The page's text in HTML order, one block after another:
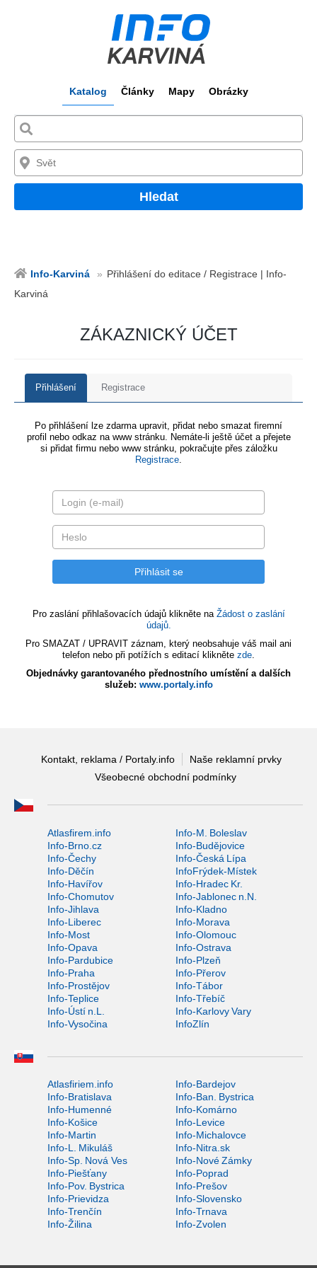
Katalog Články Mapy Obrázky
Hledat
Info-Karviná
Přihlášení do editace / Registrace | Info-
Karviná
ZÁKAZNICKÝ ÚČET
Přihlášení Registrace
Po přihlášení lze zdarma upravit, přidat nebo smazat firemní
profil nebo odkaz na www stránku. Nemáte-li ještě účet a přejete
si přidat firmu nebo www stránku, pokračujte přes záložku
Registrace.
Pro zaslání přihlašovacích údajů klikněte na Žádost o zaslání
údajů.
Pro SMAZAT / UPRAVIT záznam, který neobsahuje váš mail ani
telefon nebo při potížích s editací klikněte zde.
Objednávky garantovaného přednostního umístění a dalších
služeb: www.portaly.info
Kontakt, reklama / Portaly.info
Naše reklamní prvky
Všeobecné obchodní podmínky
Atlasfirem.info
Info-M. Boleslav
Info-Brno.cz
Info-Budějovice
Info-Čechy
Info-Česká Lípa
Info-Děčín
InfoFrýdek-Místek
Info-Havířov
Info-Hradec Kr.
Info-Chomutov
Info-Jablonec n.N.
Info-Jihlava
Info-Kladno
Info-Liberec
Info-Morava
Info-Most
Info-Olomouc
Info-Opava
Info-Ostrava
Info-Pardubice
Info-Plzeň
Info-Praha
Info-Přerov
Info-Prostějov
Info-Tábor
Info-Teplice
Info-Třebíč
Info-Ústí n.L.
Info-Karlovy Vary
Info-Vysočina
InfoZlín
Atlasfiriem.info
Info-Bardejov
Info-Bratislava
Info-Ban. Bystrica
Info-Humenné
Info-Komárno
Info-Košice
Info-Levice
Info-Martin
Info-Michalovce
Info-L. Mikuláš
Info-Nitra.sk
Info-Sp. Nová Ves
Info-Nové Zámky
Info-Piešťany
Info-Poprad
Info-Pov. Bystrica
Info-Prešov
Info-Prievidza
Info-Slovensko
Info-Trenčín
Info-Trnava
Info-Žilina
Info-Zvolen